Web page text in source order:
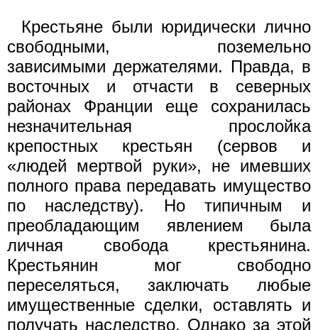
Крестьяне были юридически лично
свободными, поземельно
зависимыми держателями. Правда, в
восточных и отчасти в северных
районах Франции еще сохранилась
незначительная прослойка
крепостных крестьян (сервов и
«людей мертвой руки», не имевших
полного права передавать имущество
по наследству). Но типичным и
преобладающим явлением была
личная свобода крестьянина.
Крестьянин мог свободно
переселяться, заключать любые
имущественные сделки, оставлять и
получать наследство. Однако за этой